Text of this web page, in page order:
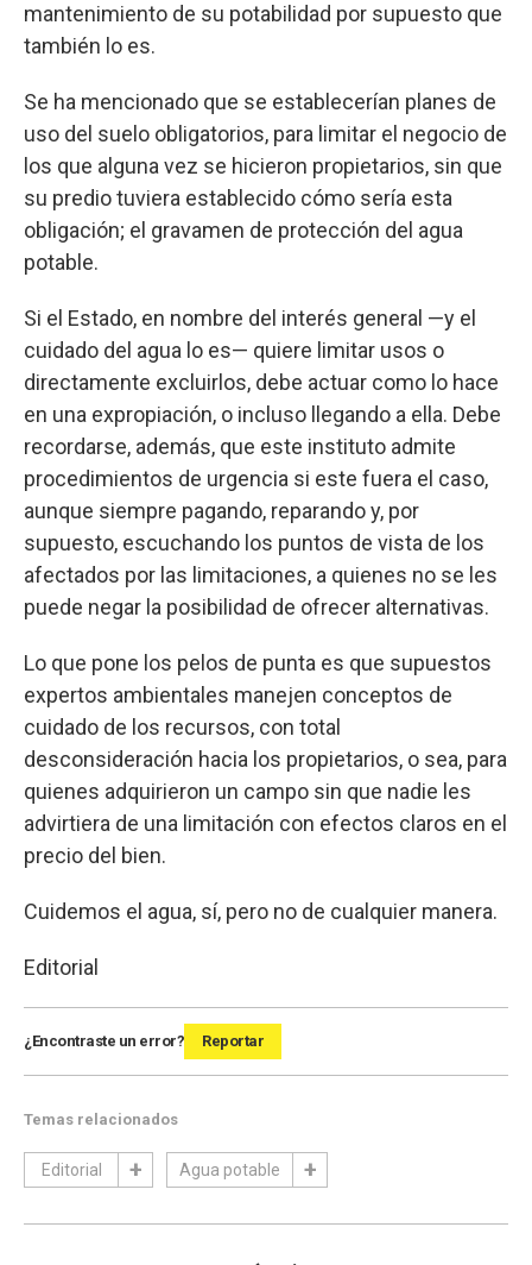
mantenimiento de su potabilidad por supuesto que
también lo es.
Se ha mencionado que se establecerían planes de
uso del suelo obligatorios, para limitar el negocio de
los que alguna vez se hicieron propietarios, sin que
su predio tuviera establecido cómo sería esta
obligación; el gravamen de protección del agua
potable.
Si el Estado, en nombre del interés general —y el
cuidado del agua lo es— quiere limitar usos o
directamente excluirlos, debe actuar como lo hace
en una expropiación, o incluso llegando a ella. Debe
recordarse, además, que este instituto admite
procedimientos de urgencia si este fuera el caso,
aunque siempre pagando, reparando y, por
supuesto, escuchando los puntos de vista de los
afectados por las limitaciones, a quienes no se les
puede negar la posibilidad de ofrecer alternativas.
Lo que pone los pelos de punta es que supuestos
expertos ambientales manejen conceptos de
cuidado de los recursos, con total
desconsideración hacia los propietarios, o sea, para
quienes adquirieron un campo sin que nadie les
advirtiera de una limitación con efectos claros en el
precio del bien.
Cuidemos el agua, sí, pero no de cualquier manera.
Editorial
¿Encontraste un error? Reportar
Temas relacionados
Editorial Agua potable